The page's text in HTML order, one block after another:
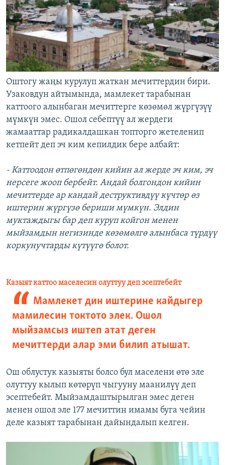
Оштогу жаңы курулуп жаткан мечиттердин бири.
Узаковдун айтымында, мамлекет тарабынан
каттоого алынбаган мечиттерге көзөмөл жүргүзүү
мүмкүн эмес. Ошол себептүү ал жердеги
жамааттар радикалдашкан топторго жетеленип
кетпейт деп эч ким кепилдик бере албайт:
- Каттоодон өтпөгөндөн кийин ал жерде эч ким, эч
нерсеге жооп бербейт. Андай болгондон кийин
мечиттерде ар кандай деструктивдүү күчтөр өз
иштерин жүргүзө бериши мүмкүн. Элдин
муктаждыгы бар деп куруп койгон менен
мыйзамдын негизинде көзөмөлгө алынбаса түрдүү
коркунучтарды күтүүгө болот.
Казыят каттоо маселесин олуттуу деп эсептебейт
Мамлекет дин иштерине кайдыгер
мамилесин токтото элек. Ошол
мыйзамсыз иштеп атат деген
мечиттерди алар эми билип атышат.
Ош облустук казыяты болсо бул маселени өтө эле
олуттуу кылып көтөрүп чыгууну маанилүү деп
эсептебейт. Мыйзамдаштырылган эмес деген
менен ошол эле 177 мечиттин имамы буга чейин
деле казыят тарабынан дайындалып келген.